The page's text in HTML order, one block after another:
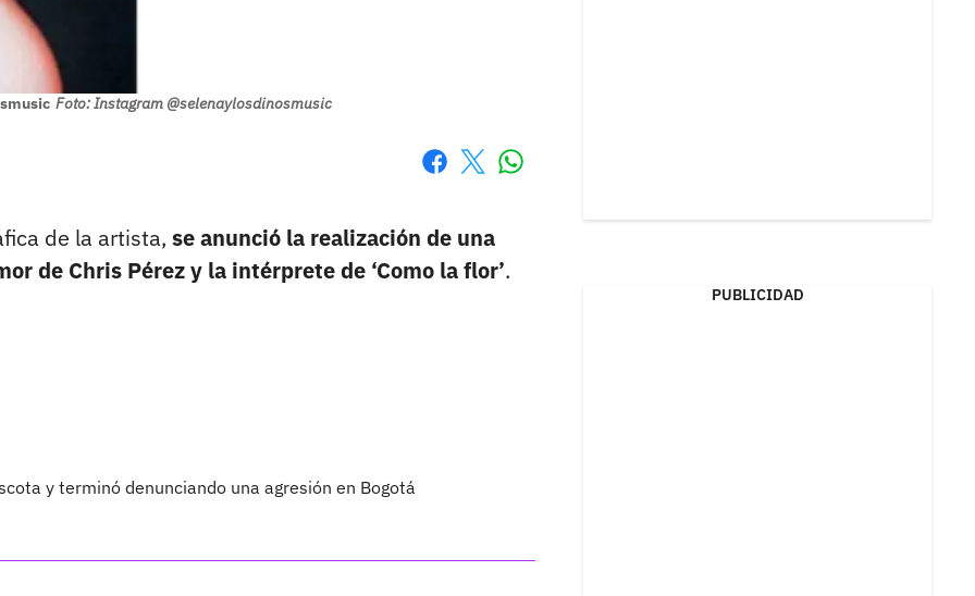
Foto: Instagram @selenaylosdinosmusic
de la artista, se anunció la realización de una
de Chris Pérez y la intérprete de ‘Como la flor’.
y terminó denunciando una agresión en Bogotá
PUBLICIDAD